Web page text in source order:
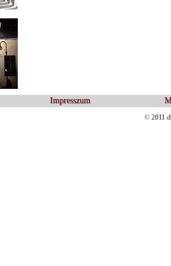
Impresszum
© 2011